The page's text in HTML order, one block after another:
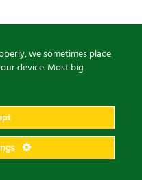
we sometimes place
device. Most big